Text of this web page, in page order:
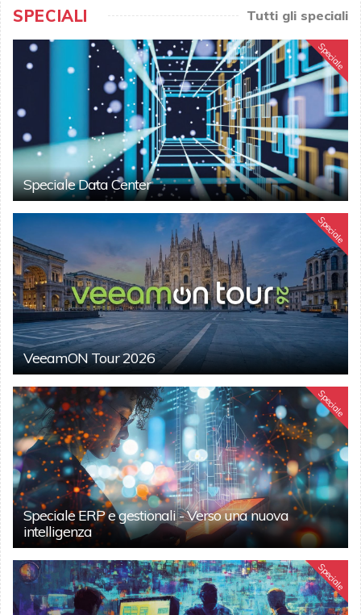
SPECIALI Tutti gli speciali
Speciale
Speciale Data Center
Speciale
VeeamON Tour 2026
Speciale
Speciale ERP e gestionali - Verso una nuova
intelligenza
Speciale